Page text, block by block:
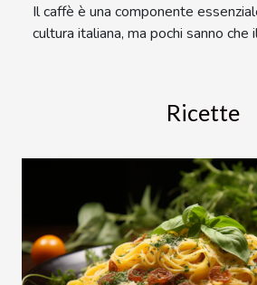
Il caffè è una componente
cultura italiana, ma pochi sanno che
Ricette